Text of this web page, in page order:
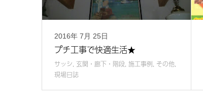
2016年 7月 25日
プチ工事で快適生活★
サッシ, 玄関・廊下・階段, 施工事例, その他,
現場日誌